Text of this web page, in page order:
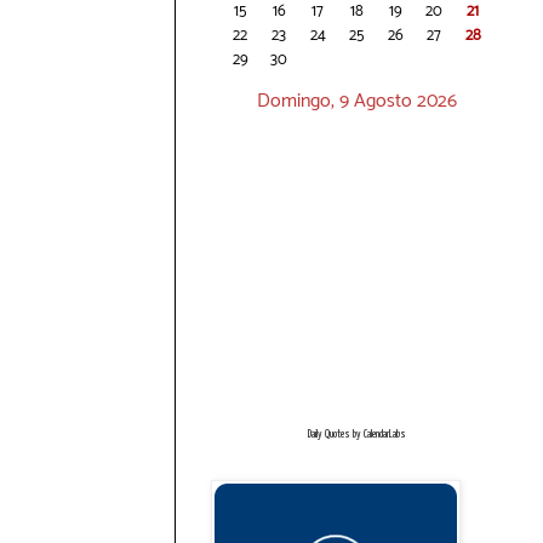
15 16 17 18 19 20
21
22
23 24 25 26 27
28
29
30
Domingo, 9 Agosto 2026
Daily Quotes by CalendarLabs